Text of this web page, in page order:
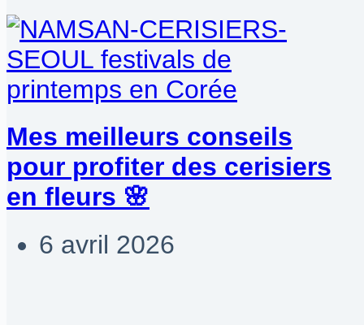
Mes meilleurs conseils
pour profiter des cerisiers
en fleurs 🌸
6 avril 2026